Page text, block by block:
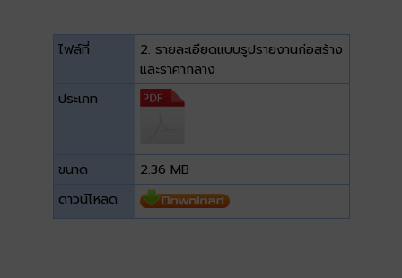
ไฟล์ที่
2. รายละเอียดแบบรูปรายงานก่อสร้าง
และราคากลาง
ประเภท
ขนาด
2.36 MB
ดาวน์โหลด